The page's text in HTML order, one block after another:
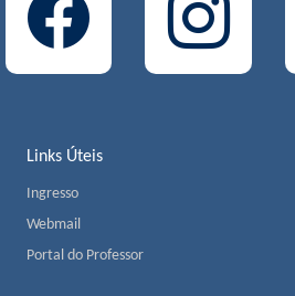
Links Úteis
Ingresso
Webmail
Portal do Professor